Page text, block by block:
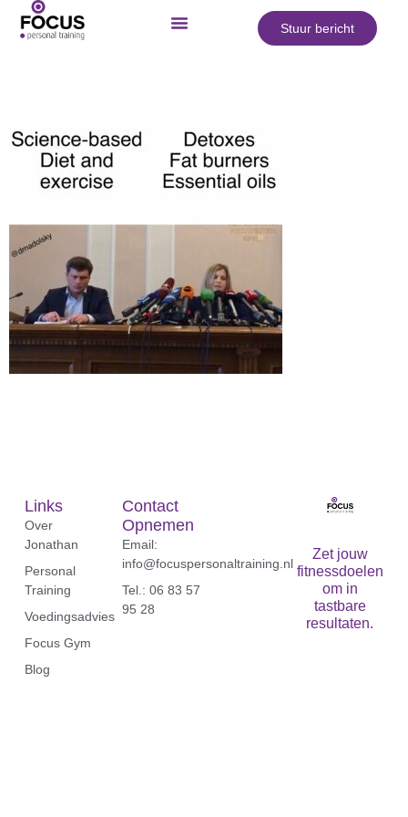
Stuur bericht
Zet jouw
fitnessdoelen
om in
tastbare
resultaten.
Links
Over
Jonathan
Personal
Training
Voedingsadvies
Focus Gym
Blog
Contact
Opnemen
Email:
info@focuspersonaltraining.nl
Tel.: 06 83 57
95 28‬